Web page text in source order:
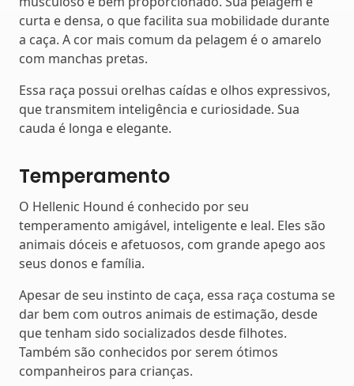
curta e densa, o que facilita sua mobilidade durante
a caça. A cor mais comum da pelagem é o amarelo
com manchas pretas.
Essa raça possui orelhas caídas e olhos expressivos,
que transmitem inteligência e curiosidade. Sua
cauda é longa e elegante.
Temperamento
O Hellenic Hound é conhecido por seu
temperamento amigável, inteligente e leal. Eles são
animais dóceis e afetuosos, com grande apego aos
seus donos e família.
Apesar de seu instinto de caça, essa raça costuma se
dar bem com outros animais de estimação, desde
que tenham sido socializados desde filhotes.
Também são conhecidos por serem ótimos
companheiros para crianças.